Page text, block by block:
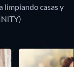
limpiando casas y